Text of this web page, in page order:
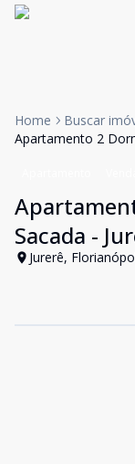
Home
Buscar
Apartamento 2
Sacada -
Jurerê,